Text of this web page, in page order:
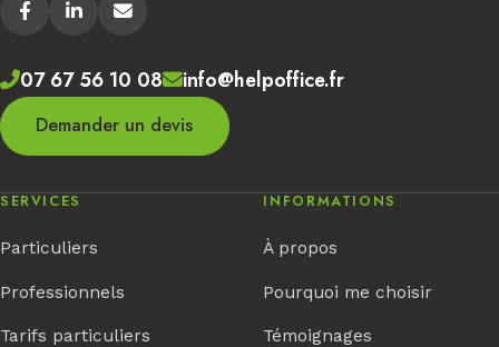
07 67 56 10 08 info@helpoffice.fr
Demander un devis
SERVICES
Particuliers
Professionnels
Tarifs particuliers
INFORMATIONS
À propos
Pourquoi me choisir
Témoignages